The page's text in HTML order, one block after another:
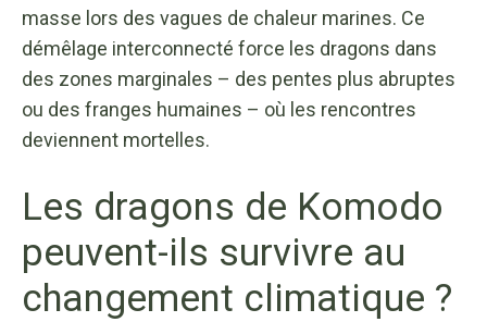
masse lors des vagues de chaleur marines. Ce
démêlage interconnecté force les dragons dans
des zones marginales – des pentes plus abruptes
ou des franges humaines – où les rencontres
deviennent mortelles.
Les dragons de Komodo
peuvent-ils survivre au
changement climatique ?